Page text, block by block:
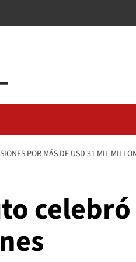
POR MÁS DE USD 31 MIL